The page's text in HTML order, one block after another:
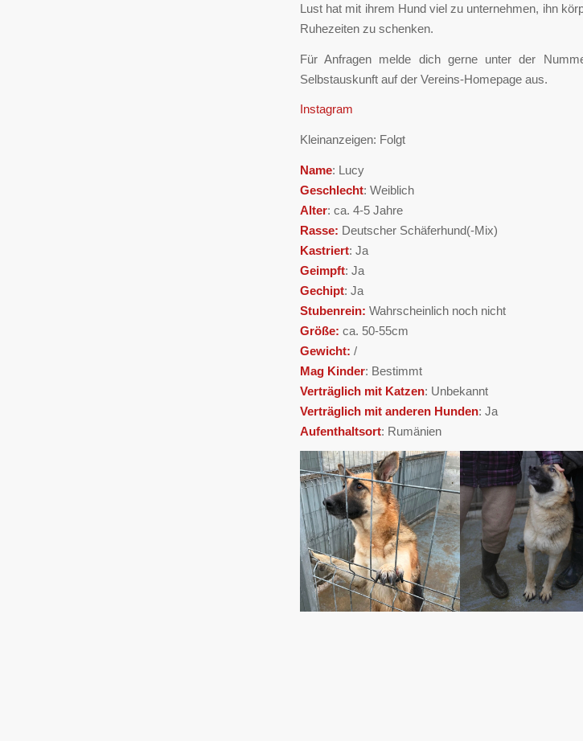
Lust hat mit ihrem Hund viel zu unternehmen, ihn
Ruhezeiten zu schenken.
Für Anfragen melde dich gerne unter der
Selbstauskunft auf der Vereins-Homepage aus.
Instagram
Kleinanzeigen: Folgt
Name: Lucy
Geschlecht: Weiblich
Alter: ca. 4-5 Jahre
Rasse: Deutscher Schäferhund(-Mix)
Kastriert: Ja
Geimpft: Ja
Gechipt: Ja
Stubenrein: Wahrscheinlich noch nicht
Größe: ca. 50-55cm
Gewicht: /
Mag Kinder: Bestimmt
Verträglich mit Katzen: Unbekannt
Verträglich mit anderen Hunden: Ja
Aufenthaltsort: Rumänien